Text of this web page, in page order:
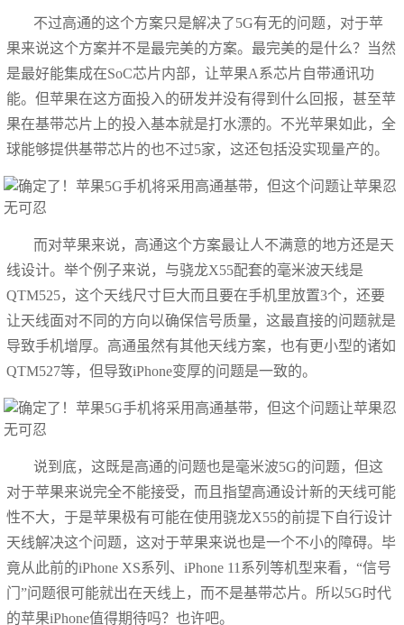
不过高通的这个方案只是解决了5G有无的问题，对于苹
果来说这个方案并不是最完美的方案。最完美的是什么？当然
是最好能集成在SoC芯片内部，让苹果A系芯片自带通讯功
能。但苹果在这方面投入的研发并没有得到什么回报，甚至苹
果在基带芯片上的投入基本就是打水漂的。不光苹果如此，全
球能够提供基带芯片的也不过5家，这还包括没实现量产的。
而对苹果来说，高通这个方案最让人不满意的地方还是天
线设计。举个例子来说，与骁龙X55配套的毫米波天线是
QTM525，这个天线尺寸巨大而且要在手机里放置3个，还要
让天线面对不同的方向以确保信号质量，这最直接的问题就是
导致手机增厚。高通虽然有其他天线方案，也有更小型的诸如
QTM527等，但导致iPhone变厚的问题是一致的。
说到底，这既是高通的问题也是毫米波5G的问题，但这
对于苹果来说完全不能接受，而且指望高通设计新的天线可能
性不大，于是苹果极有可能在使用骁龙X55的前提下自行设计
天线解决这个问题，这对于苹果来说也是一个不小的障碍。毕
竟从此前的iPhone XS系列、iPhone 11系列等机型来看，“信号
门”问题很可能就出在天线上，而不是基带芯片。所以5G时代
的苹果iPhone值得期待吗？也许吧。